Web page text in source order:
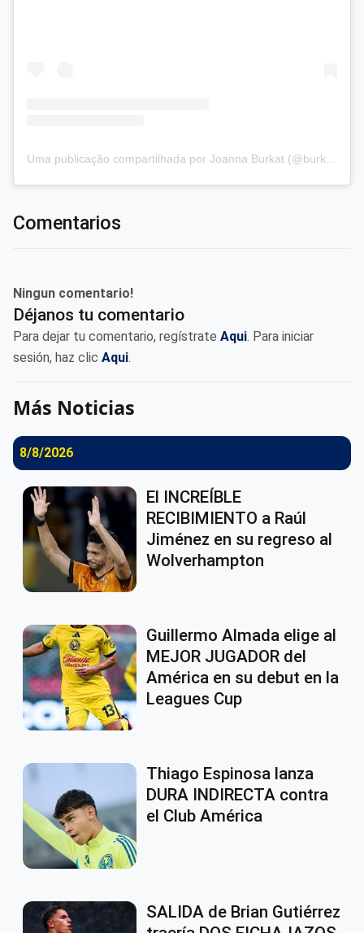
Comentarios
Ningun comentario!
Déjanos tu comentario
Para dejar tu comentario, regístrate Aqui. Para iniciar
sesión, haz clic Aqui.
Más Noticias
8/8/2026
El INCREÍBLE
RECIBIMIENTO a Raúl
Jiménez en su regreso al
Wolverhampton
Guillermo Almada elige al
MEJOR JUGADOR del
América en su debut en la
Leagues Cup
Thiago Espinosa lanza
DURA INDIRECTA contra
el Club América
SALIDA de Brian Gutiérrez